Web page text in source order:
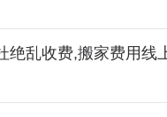
绝乱收费,搬家费用线